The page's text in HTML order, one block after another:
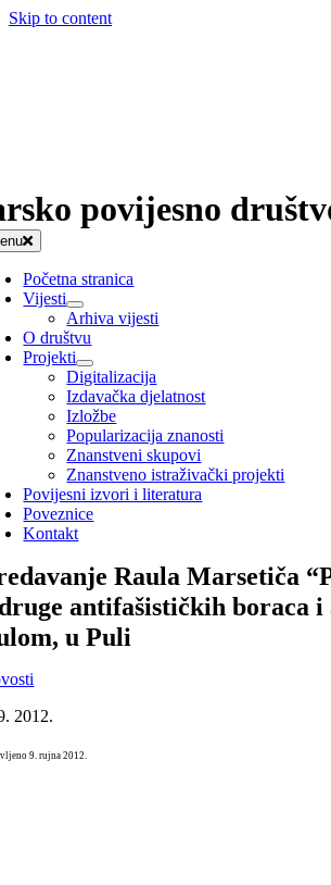
Skip to content
povijesno
Početna stranica
Vijesti
Arhiva vijesti
O društvu
Projekti
Digitalizacija
Izdavačka djelatnost
Izložbe
Popularizacija znanosti
Znanstveni skupovi
Znanstveno istraživački projekti
Povijesni izvori i literatura
Poveznice
Kontakt
Raula Marsetiča
antifašističkih boraca i
u Puli
2012.
9. rujna 2012.